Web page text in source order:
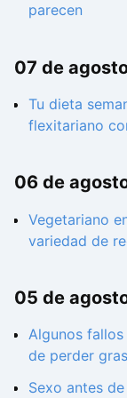
parecen
07 de
Tu dieta
flexitariano
06 de
Vegetariano
variedad de
05 de
Algunos
de perder
Sexo antes